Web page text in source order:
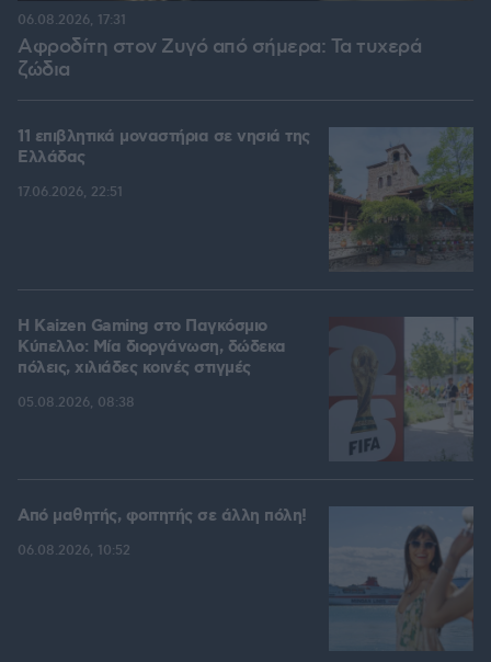
Αφροδίτη στον Ζυγό από σήμερα: Τα τυχερά
ζώδια
06.08.2026, 17:31
11 επιβλητικά μοναστήρια σε νησιά της
Ελλάδας
17.06.2026, 22:51
H Kaizen Gaming στο Παγκόσμιο
Kύπελλο: Μία διοργάνωση, δώδεκα
πόλεις, χιλιάδες κοινές στιγμές
05.08.2026, 08:38
Από μαθητής, φοιτητής σε άλλη πόλη!
06.08.2026, 10:52